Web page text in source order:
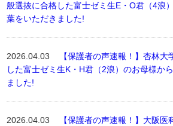
般選抜に合格した富士ゼミ生E・O君（4浪
葉をいただきました!
2026.04.03
【保護者の声速報！】杏林
した富士ゼミ生K・H君（2浪）のお母様か
ました!
2026.04.03
【保護者の声速報！】大阪